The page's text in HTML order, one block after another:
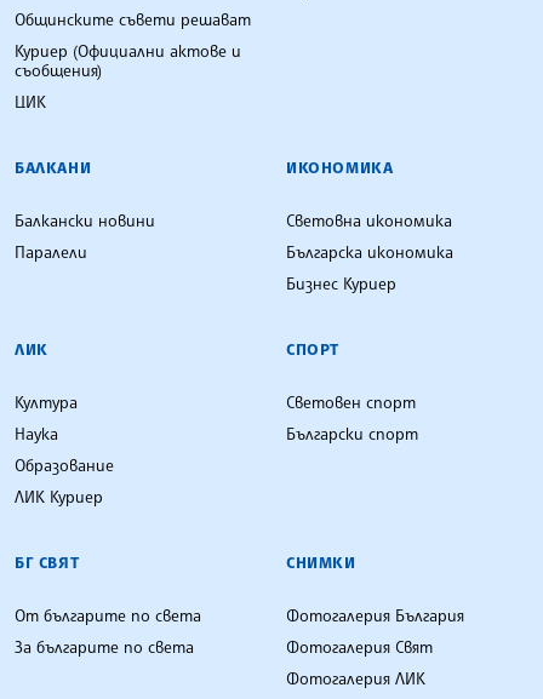
Общинските съвети решават
Куриер (Официални актове и
съобщения)
ЦИК
БАЛКАНИ
Балкански новини
Паралели
ИКОНОМИКА
Световна икономика
Българска икономика
Бизнес Куриер
ЛИК
Култура
Наука
Образование
ЛИК Куриер
СПОРТ
Световен спорт
Български спорт
БГ СВЯТ
От българите по света
За българите по света
СНИМКИ
Фотогалерия България
Фотогалерия Свят
Фотогалерия ЛИК